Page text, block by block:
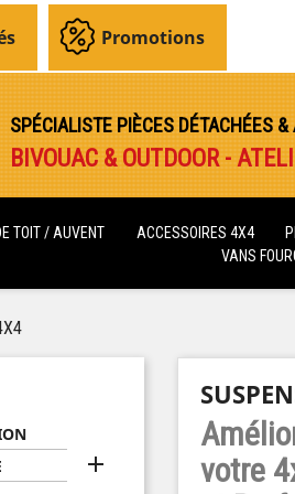
Promotions
SPÉCIALISTE PIÈCES DÉTACHÉES
BIVOUAC & OUTDOOR -
TOIT / AUVENT ACCESSOIRES 4X4
VANS

votre